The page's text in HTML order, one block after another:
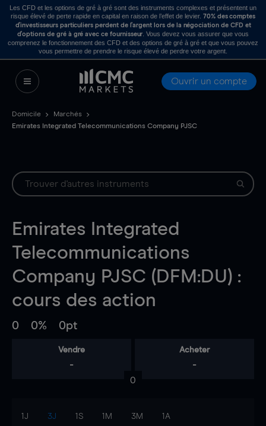
Les CFD et les options de gré à gré sont des instruments complexes et présentent un
risque élevé de perte rapide en capital en raison de l’effet de levier. 70% des comptes
d’investisseurs particuliers perdent de l’argent lors de la négociation de CFD et
d’options de gré à gré avec ce fournisseur . Vous devez vous assurer que vous
comprenez le fonctionnement des CFD et des options de gré à gré et que vous pouvez
vous permettre de prendre le risque élevé de perdre votre argent.
Ouvrir un compte
Domicile
Marchés
Emirates Integrated Telecommunications Company PJSC
Emirates Integrated
Telecommunications
Company PJSC (DFM:DU) :
cours des action
0 0% 0pt
Vendre
-
Acheter
-
0
1J 3J 1S 1M 3M 1A